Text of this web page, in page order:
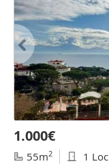
1.000€
55m2 1 Loc